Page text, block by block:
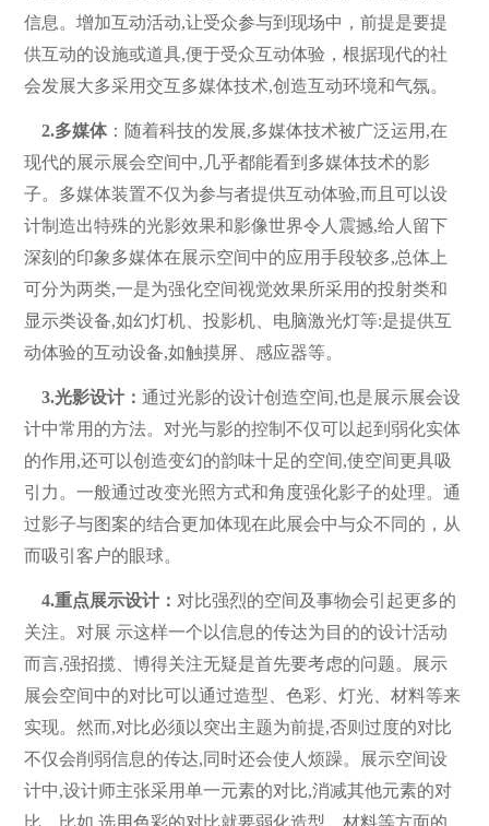
信息。增加互动活动,让受众参与到现场中，前提是要提
供互动的设施或道具,便于受众互动体验，根据现代的社
会发展大多采用交互多媒体技术,创造互动环境和气氛。
2.多媒体：随着科技的发展,多媒体技术被广泛运用,在
现代的展示展会空间中,几乎都能看到多媒体技术的影
子。多媒体装置不仅为参与者提供互动体验,而且可以设
计制造出特殊的光影效果和影像世界令人震撼,给人留下
深刻的印象多媒体在展示空间中的应用手段较多,总体上
可分为两类,一是为强化空间视觉效果所采用的投射类和
显示类设备,如幻灯机、投影机、电脑激光灯等:是提供互
动体验的互动设备,如触摸屏、感应器等。
3.光影设计：通过光影的设计创造空间,也是展示展会设
计中常用的方法。对光与影的控制不仅可以起到弱化实体
的作用,还可以创造变幻的韵味十足的空间,使空间更具吸
引力。一般通过改变光照方式和角度强化影子的处理。通
过影子与图案的结合更加体现在此展会中与众不同的，从
而吸引客户的眼球。
4.重点展示设计： 对比强烈的空间及事物会引起更多的
关注。对展 示这样一个以信息的传达为目的的设计活动
而言,强招揽、博得关注无疑是首先要考虑的问题。展示
展会空间中的对比可以通过造型、色彩、灯光、材料等来
实现。然而,对比必须以突出主题为前提,否则过度的对比
不仅会削弱信息的传达,同时还会使人烦躁。展示空间设
计中,设计师主张采用单一元素的对比,消减其他元素的对
比。比如,选用色彩的对比就要弱化造型、材料等方面的